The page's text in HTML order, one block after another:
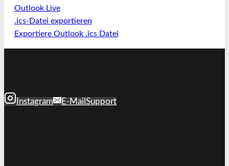
Outlook Live
.ics-Datei exportieren
Exportiere Outlook .ics Datei
Instagram E-Mail Support